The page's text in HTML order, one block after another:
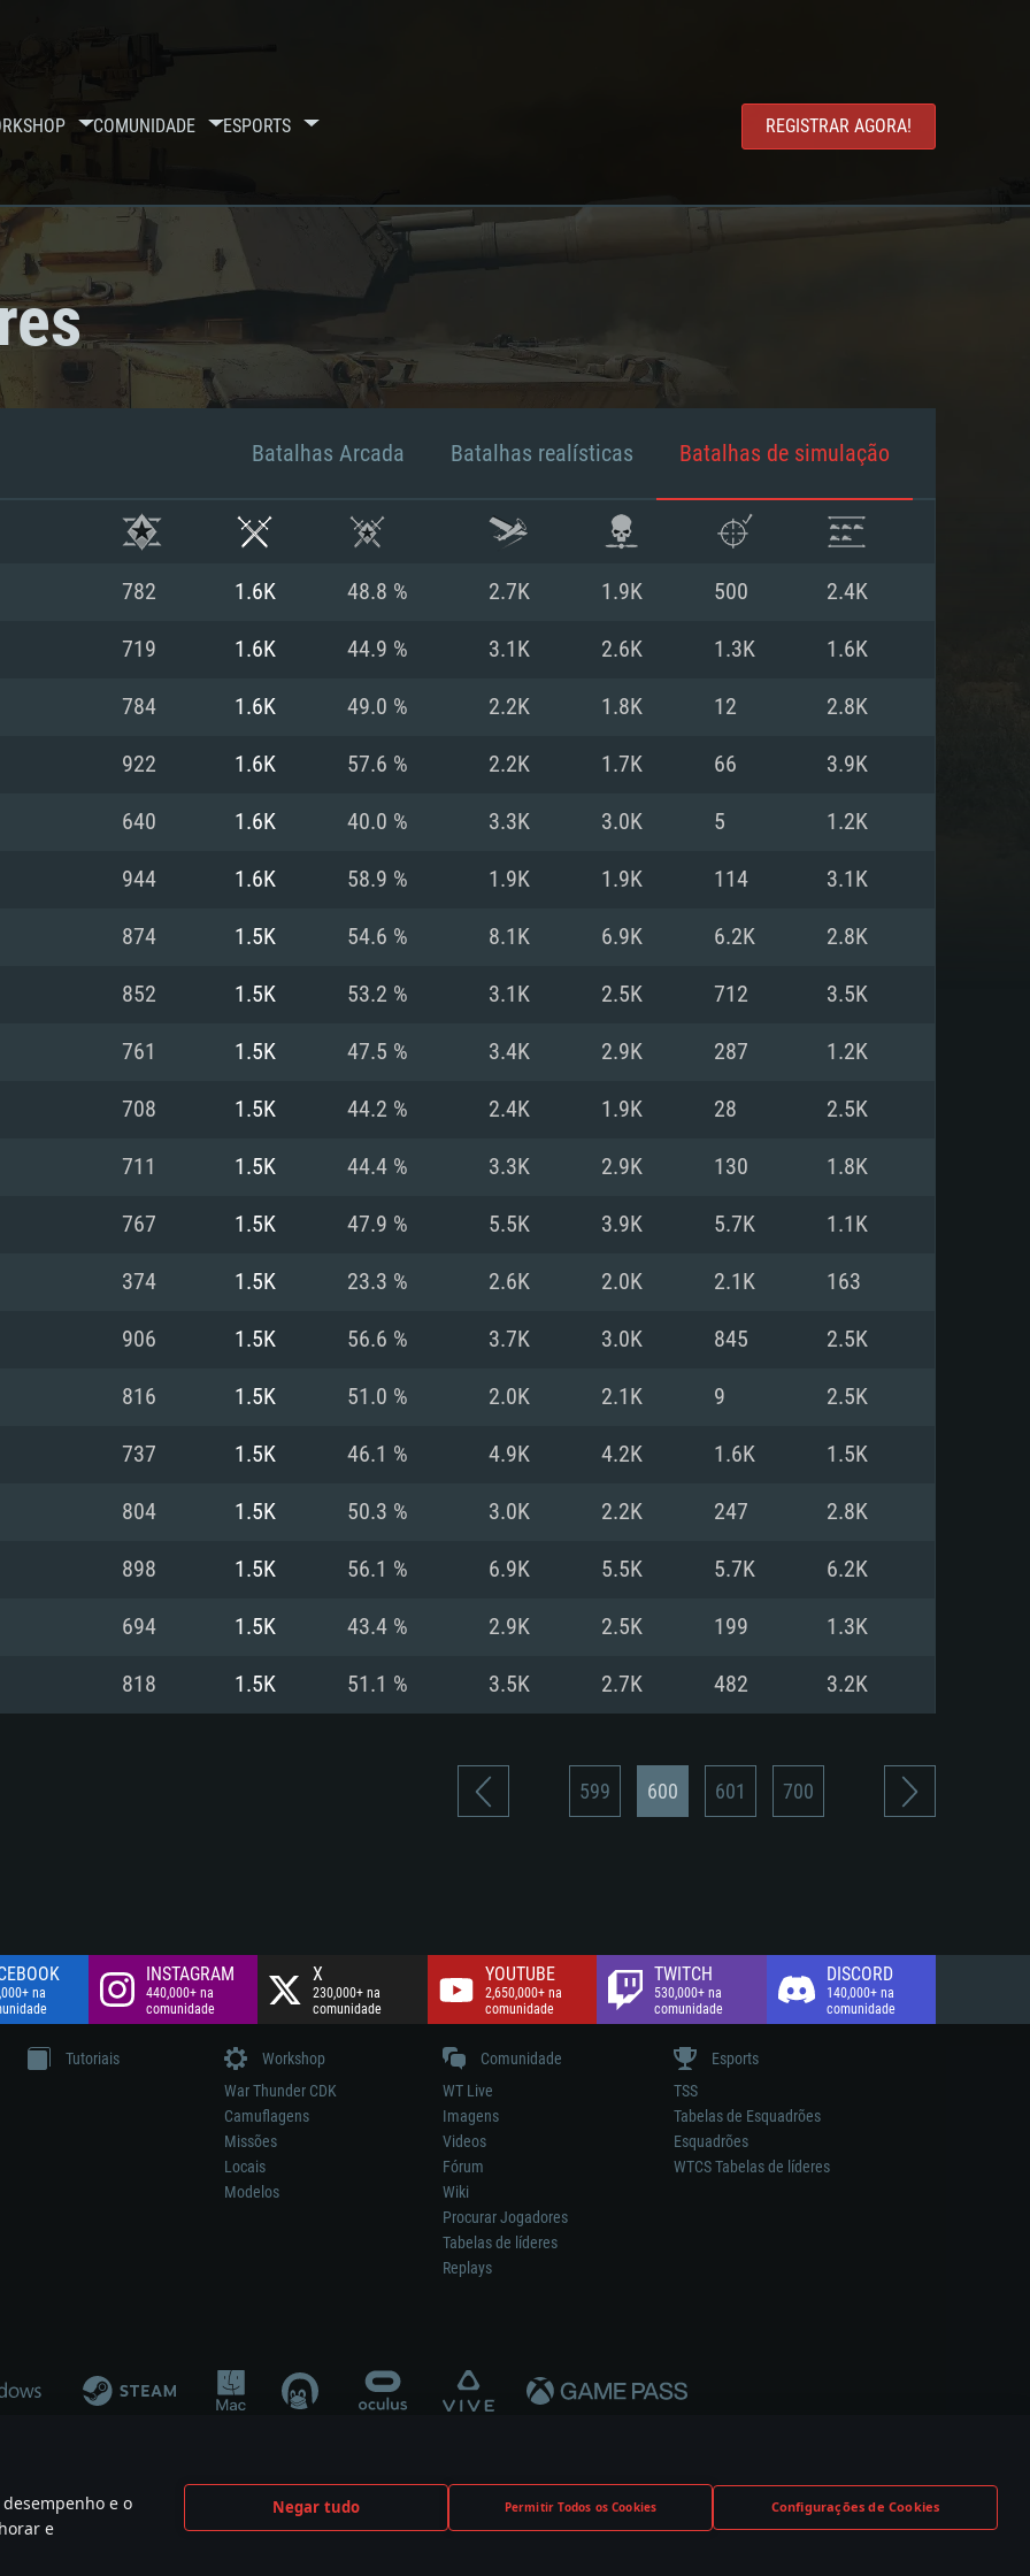
e o
e
Negar tudo Permitir Todos os Cookies Configurações de Cookies
COMUNIDADE ESPORTS REGISTRAR AGORA!
DE SISTEMA
Resolução
Recomendado
superior
Memória: 16 GB ou mais
Placa Gráfica: Placa com DirectX 11 ou superior;
Nvidia GeForce 1060 ou superior, Radeon RX 570
(Intel Xeon
Metal.
Recomendado
mais recente
Processador: Core i7 (Intel Xeon não suportado)
Memória: 8 GB
Placa Gráfica: Radeon Vega II ou superior com
suporte Metal.
Network: Internet de banda larga.
Disco: 60,2 GB
drivers mais
equivalentes
mínima
Recomendado
recentes (não mais de 6 meses) / equivalentes
AMD (Radeon RX 570) com os drivers mais
Vulkan.
Network: Internet de banda larga.
Disco: 60,2 GB
Batalhas Arcada Batalhas realísticas Batalhas de simulação
782 1.6K 48.8 % 2.7K 1.9K 500 2.4K
719 1.6K 44.9 % 3.1K 2.6K 1.3K 1.6K
784 1.6K 49.0 % 2.2K 1.8K 12 2.8K
922 1.6K 57.6 % 2.2K 1.7K 66 3.9K
640 1.6K 40.0 % 3.3K 3.0K 5 1.2K
944 1.6K 58.9 % 1.9K 1.9K 114 3.1K
874 1.5K 54.6 % 8.1K 6.9K 6.2K 2.8K
852 1.5K 53.2 % 3.1K 2.5K 712 3.5K
761 1.5K 47.5 % 3.4K 2.9K 287 1.2K
708 1.5K 44.2 % 2.4K 1.9K 28 2.5K
711 1.5K 44.4 % 3.3K 2.9K 130 1.8K
767 1.5K 47.9 % 5.5K 3.9K 5.7K 1.1K
374 1.5K 23.3 % 2.6K 2.0K 2.1K 163
906 1.5K 56.6 % 3.7K 3.0K 845 2.5K
816 1.5K 51.0 % 2.0K 2.1K 9 2.5K
737 1.5K 46.1 % 4.9K 4.2K 1.6K 1.5K
804 1.5K 50.3 % 3.0K 2.2K 247 2.8K
898 1.5K 56.1 % 6.9K 5.5K 5.7K 6.2K
694 1.5K 43.4 % 2.9K 2.5K 199 1.3K
818 1.5K 51.1 % 3.5K 2.7K 482 3.2K
599 600 601 700
na
INSTAGRAM
440,000+ na
comunidade
X
230,000+ na
comunidade
YOUTUBE
2,650,000+ na
comunidade
TWITCH
530,000+ na
comunidade
DISCORD
140,000+ na
comunidade
Tutoriais
Workshop
War Thunder CDK
Camuflagens
Missões
Locais
Modelos
Comunidade
WT Live
Imagens
Videos
Fórum
Wiki
Procurar Jogadores
Tabelas de líderes
Replays
Esports
TSS
Tabelas de Esquadrões
Esquadrões
WTCS Tabelas de líderes
significa participação no desenvolvimento, patrocínio ou aval do respetivo construtor.
are the property of their respective owners.